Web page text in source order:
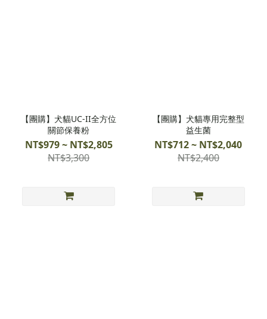
【團購】犬貓UC-II全方位
關節保養粉
NT$979 ~ NT$2,805
NT$3,300
【團購】犬貓專用完整型
益生菌
NT$712 ~ NT$2,040
NT$2,400